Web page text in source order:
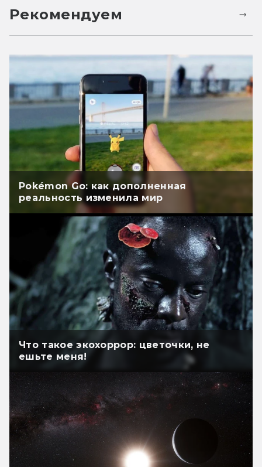
Рекомендуем
Pokémon Go: как дополненная
реальность изменила мир
Что такое экохоррор: цветочки, не
ешьте меня!